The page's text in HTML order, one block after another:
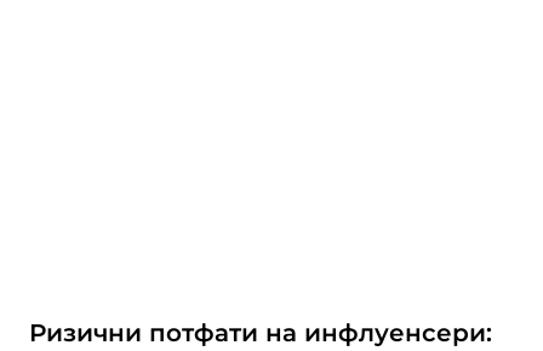
Ризични потфати на инфлуенсери: